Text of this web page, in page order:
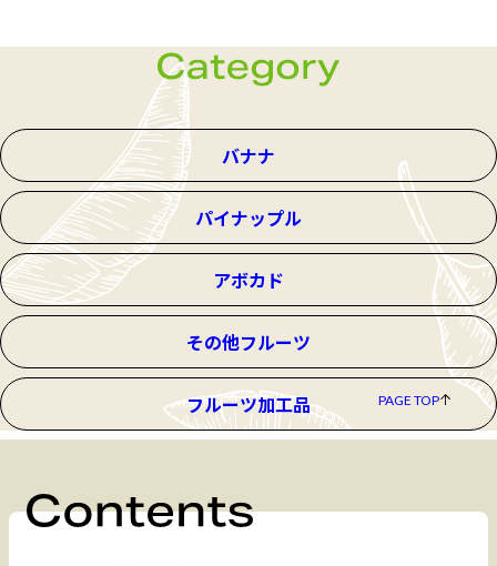
バナナ
パイナップル
アボカド
その他フルーツ
フルーツ加工品 PAGE TOP